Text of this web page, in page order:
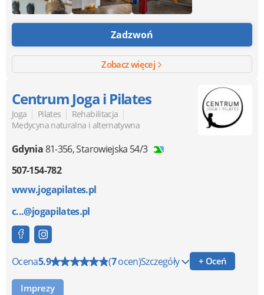
Zadzwoń
Zobacz więcej
Centrum Joga i Pilates
Joga | Pilates | Rehabilitacja |
Medycyna naturalna i alternatywna
Gdynia81-356,Starowiejska 54/3
507-154-782
www.jogapilates.pl
c...@jogapilates.pl
Ocena5.9 (7ocen)Szczegóły + Oceń
Imprezy